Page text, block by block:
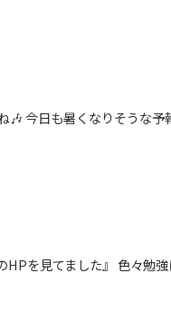
🎶 今日も暑くなりそうな
を見てました』 色々勉